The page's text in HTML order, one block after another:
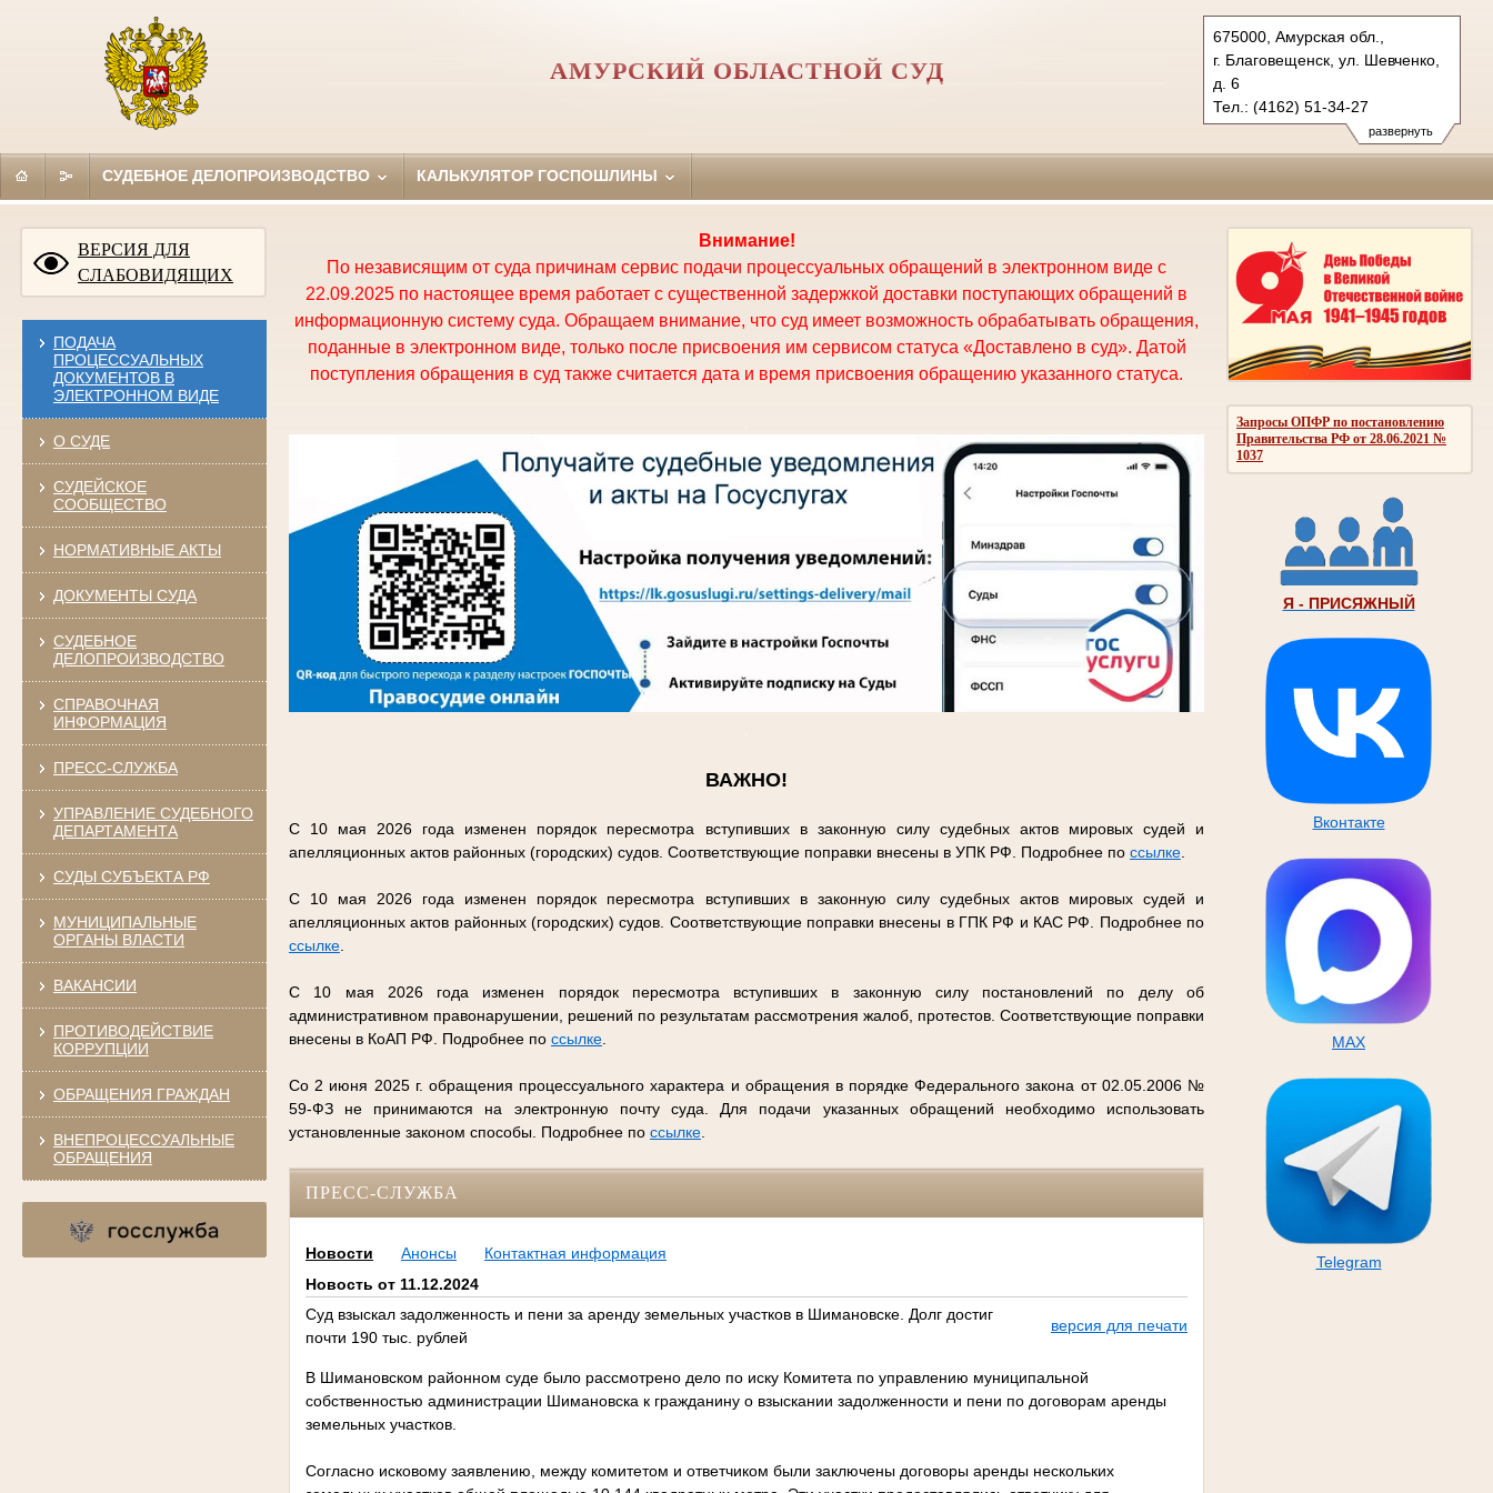
развернуть
675000, Амурская обл.,
г. Благовещенск, ул. Шевченко,
д. 6
Тел.: (4162) 51-34-27
oblsud.amr@sudrf.ru
АМУРСКИЙ ОБЛАСТНОЙ СУД
СУДЕБНОЕ ДЕЛОПРОИЗВОДСТВО КАЛЬКУЛЯТОР ГОСПОШЛИНЫ
ВЕРСИЯ ДЛЯ
СЛАБОВИДЯЩИХ
ПОДАЧА
ПРОЦЕССУАЛЬНЫХ
ДОКУМЕНТОВ В
ЭЛЕКТРОННОМ ВИДЕ
О СУДЕ
СУДЕЙСКОЕ
СООБЩЕСТВО
НОРМАТИВНЫЕ АКТЫ
ДОКУМЕНТЫ СУДА
СУДЕБНОЕ
ДЕЛОПРОИЗВОДСТВО
СПРАВОЧНАЯ
ИНФОРМАЦИЯ
ПРЕСС-СЛУЖБА
УПРАВЛЕНИЕ СУДЕБНОГО
ДЕПАРТАМЕНТА
СУДЫ СУБЪЕКТА РФ
МУНИЦИПАЛЬНЫЕ
ОРГАНЫ ВЛАСТИ
ВАКАНСИИ
ПРОТИВОДЕЙСТВИЕ
КОРРУПЦИИ
ОБРАЩЕНИЯ ГРАЖДАН
ВНЕПРОЦЕССУАЛЬНЫЕ
ОБРАЩЕНИЯ
Запросы ОПФР по постановлению
Правительства РФ от 28.06.2021 №
1037
Я - ПРИСЯЖНЫЙ
Вконтакте
MAX
Telegram
Внимание!
По независящим от суда причинам сервис подачи процессуальных обращений в электронном виде с
22.09.2025 по настоящее время работает с существенной задержкой доставки поступающих обращений в
информационную систему суда. Обращаем внимание, что суд имеет возможность обрабатывать обращения,
поданные в электронном виде, только после присвоения им сервисом статуса «Доставлено в суд». Датой
поступления обращения в суд также считается дата и время присвоения обращению указанного статуса.
ВАЖНО!
С 10 мая 2026 года изменен порядок пересмотра вступивших в законную силу судебных актов мировых судей и
апелляционных актов районных (городских) судов. Соответствующие поправки внесены в УПК РФ. Подробнее по ссылке.
С 10 мая 2026 года изменен порядок пересмотра вступивших в законную силу судебных актов мировых судей и
апелляционных актов районных (городских) судов. Соответствующие поправки внесены в ГПК РФ и КАС РФ. Подробнее по
ссылке.
С 10 мая 2026 года изменен порядок пересмотра вступивших в законную силу постановлений по делу об
административном правонарушении, решений по результатам рассмотрения жалоб, протестов. Соответствующие поправки
внесены в КоАП РФ. Подробнее по ссылке.
Со 2 июня 2025 г. обращения процессуального характера и обращения в порядке Федерального закона от 02.05.2006 №
59-ФЗ не принимаются на электронную почту суда. Для подачи указанных обращений необходимо использовать
установленные законом способы. Подробнее по ссылке.
ПРЕСС-СЛУЖБА
Новости Анонсы
Контактная информация
Новость от 11.12.2024
Суд взыскал задолженность и пени за аренду земельных участков в Шимановске. Долг достиг
почти 190 тыс. рублей
версия для печати
В Шимановском районном суде было рассмотрено дело по иску Комитета по управлению муниципальной
собственностью администрации Шимановска к гражданину о взыскании задолженности и пени по договорам аренды
земельных участков.
Согласно исковому заявлению, между комитетом и ответчиком были заключены договоры аренды нескольких